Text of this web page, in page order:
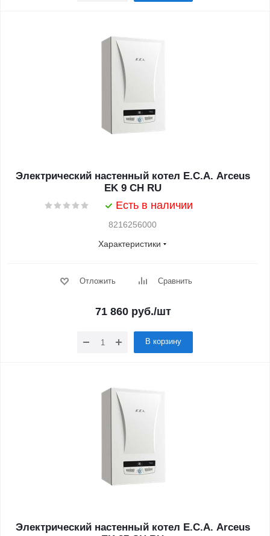
Электрический настенный котел E.C.A. Arceus
EK 9 CH RU
Есть в наличии
8216256000
Характеристики
Отложить Сравнить
71 860руб./шт
В корзину
Электрический настенный котел E.C.A. Arceus